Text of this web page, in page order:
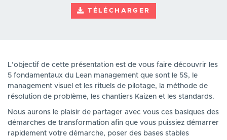
TÉLÉCHARGER
L’objectif de cette présentation est de vous faire découvrir les
5 fondamentaux du Lean management que sont le 5S, le
management visuel et les rituels de pilotage, la méthode de
résolution de problème, les chantiers Kaizen et les standards.
Nous aurons le plaisir de partager avec vous ces basiques des
démarches de transformation afin que vous puissiez démarrer
rapidement votre démarche, poser des bases stables